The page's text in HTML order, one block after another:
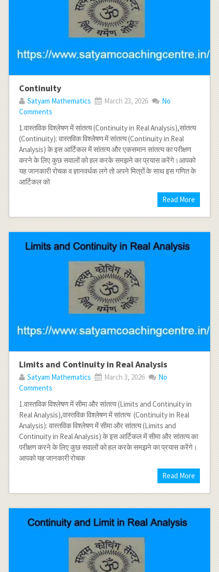
Continuity
Satyam Mathematics March 23, 2026
No
Comments
1.वास्तविक विश्लेषण में सांतत्य (Continuity in Real Analysis),सांतत्य
(Continuity): वास्तविक विश्लेषण में सांतत्य (Continuity in Real
Analysis) के इस आर्टिकल में सांतत्य और एकसमान सांतत्य का परीक्षण
करने के लिए कुछ सवालों को हल करके समझने का प्रयास करेंगे।आपको
यह जानकारी रोचक व ज्ञानवर्धक लगे तो अपने मित्रों के साथ इस गणित के
आर्टिकल को
Read More
Limits and Continuity in Real Analysis
Satyam Mathematics March 3, 2026
No
Comments
1.वास्तविक विश्लेषण में सीमा और सांतत्य (Limits and Continuity in
Real Analysis),वास्तविक विश्लेषण में सांतत्य (Continuity in Real
Analysis): वास्तविक विश्लेषण में सीमा और सांतत्य (Limits and
Continuity in Real Analysis) के इस आर्टिकल में सीमा और सांतत्य का
परीक्षण करने के लिए कुछ सवालों को हल करके समझने का प्रयास करेंगे।
आपको यह जानकारी रोचक
Read More